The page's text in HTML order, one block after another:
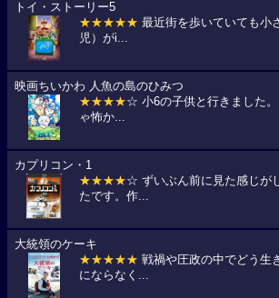
トイ・ストーリー5
★★★★★ 最近街を歩いていても小
児）がi...
映画ちいかわ 人魚の島のひみつ
★★★★☆ 小6の子供と行きました
ゃ怖か...
カプリコン・1
★★★★☆ ずいぶん前に見た感じが
たです。作...
大統領のケーキ
★★★★★ 戦禍や圧政の中でどう生
にならなく...